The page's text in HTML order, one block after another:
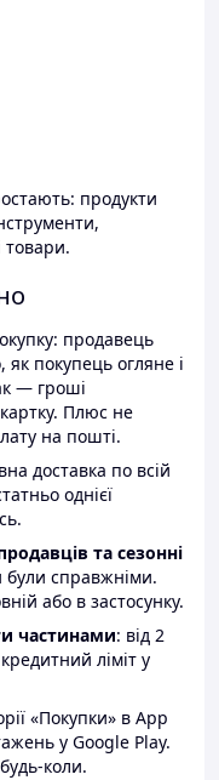
продукти
товари.
продавець
покупець огляне і
— гроші
Плюс не
на пошті.
доставка по всій
однієї
та сезонні
справжніми.
або в застосунку.
частинами: від 2
ліміт у
«Покупки» в App
у Google Play.
коли.